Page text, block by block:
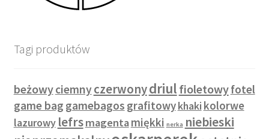
Tagi produktów
beżowyciemnyczerwonydriulfioletowyfotel
game bag gamebagos grafitowykhaki kolorwe
lazurowy lefrsmagentamiękki nerka niebieski